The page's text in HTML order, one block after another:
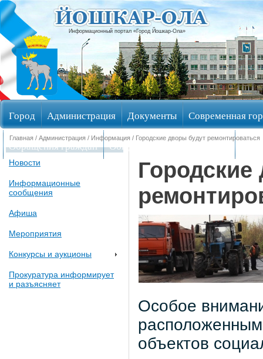
Информационный портал «Город Йошкар-Ола»
Город Администрация Документы Современная
Обращения граждан Общественные обсуждения
Главная / Администрация / Информация / Городские дворы будут ремонтироваться
Новости
Информационные
сообщения
Афиша
Мероприятия
Конкурсы и аукционы
Прокуратура информирует
и разъясняет
Особое
расположенным
объектов